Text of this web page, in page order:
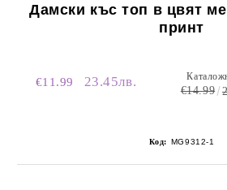
Дамски къс топ в цвят
принт
€11.99 23.45лв.
€14.99
Код: MG9312-1